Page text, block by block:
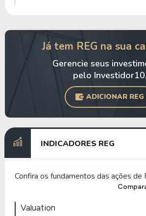
Já tem REG na sua
Gerencie seus
pelo Investidor10.
ADICIONAR REG
INDICADORES REG
Confira os fundamentos das ações de
Valuation